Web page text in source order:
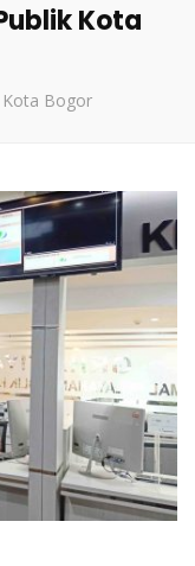
Kota
Kota Bogor